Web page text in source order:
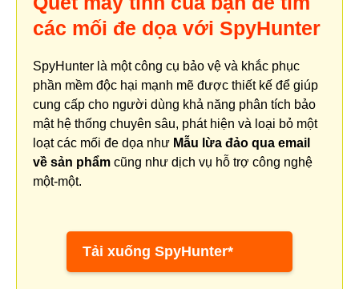
các mối đe dọa với SpyHunter
SpyHunter là một công cụ bảo vệ và khắc phục
phần mềm độc hại mạnh mẽ được thiết kế để giúp
cung cấp cho người dùng khả năng phân tích bảo
mật hệ thống chuyên sâu, phát hiện và loại bỏ một
loạt các mối đe dọa như Mẫu lừa đảo qua email
về sản phẩm cũng như dịch vụ hỗ trợ công nghệ
một-một.
Tải xuống SpyHunter*